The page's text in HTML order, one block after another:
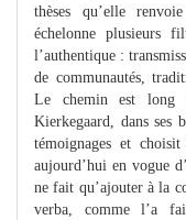
thèses qu’elle
échelonne plusieurs
l’authentique :
de communautés,
Le chemin est long
Kierkegaard, dans ses
témoignages et
aujourd’hui en vogue
ne fait qu’ajouter à la
verba, comme l’a